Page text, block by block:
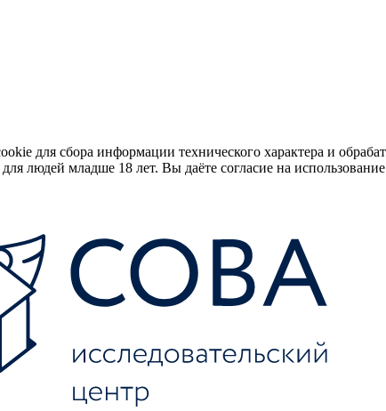
для сбора информации технического характера и
людей младше 18 лет. Вы даёте согласие на